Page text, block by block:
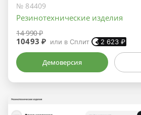
№ 84409
Резинотехнические изделия
14 990 ₽
10493 ₽ или в Сплит 2 623 ₽
Демоверсия